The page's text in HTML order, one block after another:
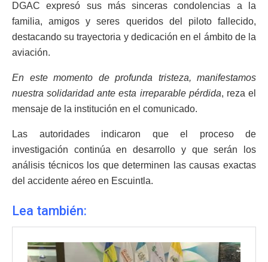
DGAC expresó sus más sinceras condolencias a la
familia, amigos y seres queridos del piloto fallecido,
destacando su trayectoria y dedicación en el ámbito de la
aviación.
En este momento de profunda tristeza, manifestamos
nuestra solidaridad ante esta irreparable pérdida, reza el
mensaje de la institución en el comunicado.
Las autoridades indicaron que el proceso de
investigación continúa en desarrollo y que serán los
análisis técnicos los que determinen las causas exactas
del accidente aéreo en Escuintla.
Lea también: